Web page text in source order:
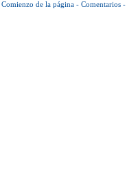
Comienzo de la página - Comentarios -